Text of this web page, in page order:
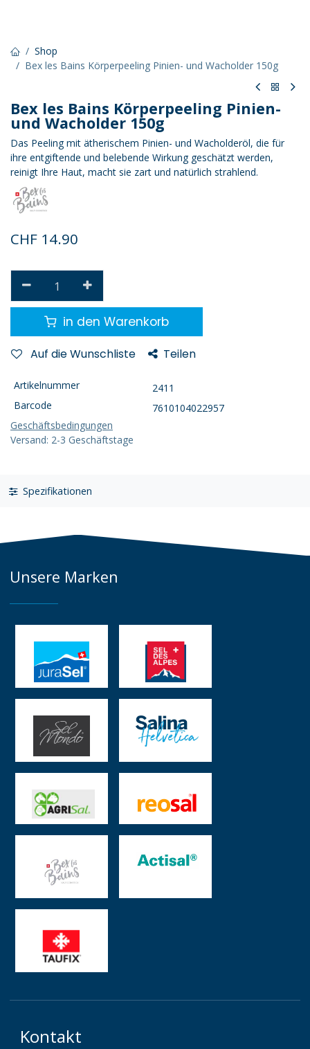
Shop
Bex les Bains Körperpeeling Pinien- und Wacholder 150g
Bex les Bains Körperpeeling Pinien-
und Wacholder 150g
Das Peeling mit ätherischem Pinien- und Wacholderöl, die für
ihre entgiftende und belebende Wirkung geschätzt werden,
reinigt Ihre Haut, macht sie zart und natürlich strahlend.
CHF 14.90
in den Warenkorb
Auf die Wunschliste Teilen
Artikelnummer
2411
Barcode
7610104022957
Geschäftsbedingungen
Versand: 2-3 Geschäftstage
Spezifikationen
Unsere Marken
Kontakt